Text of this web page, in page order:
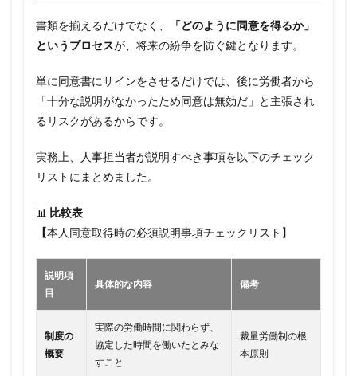
書類を揃えるだけでなく、
「どのように同意を得るか」
というプロセスが、将来の紛争を防ぐ鍵となります。
単に同意書にサインをさせるだけでは、後に労働者から
「十分な説明がなかったため同意は無効だ」と主張され
るリスクがあるからです。
実務上、人事担当者が説明すべき事項を以下のチェック
リストにまとめました。
📊 比較表
【本人同意取得時の必須説明事項チェックリスト】
説明項
目
具体的な内容 備考
制度の
概要
実際の労働時間に関わらず、
協定した時間を働いたとみな
すこと
裁量労働制の根
本原則